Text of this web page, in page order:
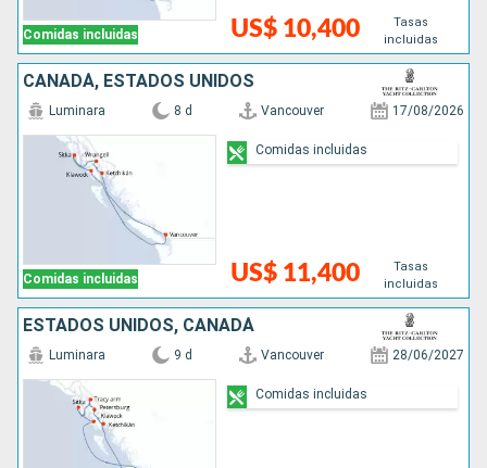
Comidas incluidas US$ 10,400
Tasas
incluidas
CANADÁ, ESTADOS UNIDOS
Comidas incluidas
Luminara 8 d Vancouver 17/08/2026
US$ 11,400
Tasas
incluidas
Comidas incluidas
ESTADOS UNIDOS, CANADÁ
Luminara 9 d Vancouver 28/06/2027
Comidas incluidas